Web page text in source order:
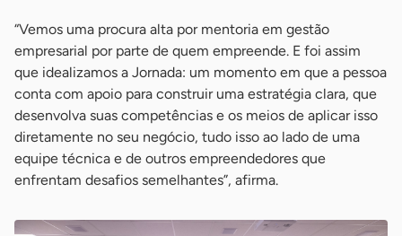
“Vemos uma procura alta por mentoria em gestão
empresarial por parte de quem empreende. E foi assim
que idealizamos a Jornada: um momento em que a pessoa
conta com apoio para construir uma estratégia clara, que
desenvolva suas competências e os meios de aplicar isso
diretamente no seu negócio, tudo isso ao lado de uma
equipe técnica e de outros empreendedores que
enfrentam desafios semelhantes”, afirma.